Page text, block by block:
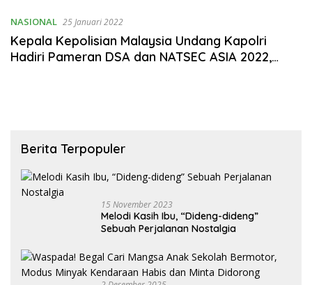
NASIONAL 25 Januari 2022
Kepala Kepolisian Malaysia Undang Kapolri
Hadiri Pameran DSA dan NATSEC ASIA 2022,
Berita Terpopuler
15 November 2023
Melodi Kasih Ibu, “Dideng-dideng”
Sebuah Perjalanan Nostalgia